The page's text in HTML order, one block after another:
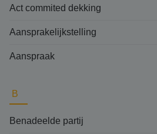
Act commited dekking
Aansprakelijkstelling
Aanspraak
B
Benadeelde partij